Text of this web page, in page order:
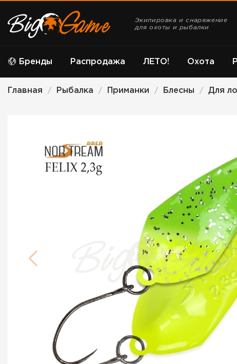
Экипировка и снаряжение
для охоты и рыбалки
Бренды ЛЕТО! Охота
Распродажа
Главная / Рыбалка / Приманки / Блесны / Для